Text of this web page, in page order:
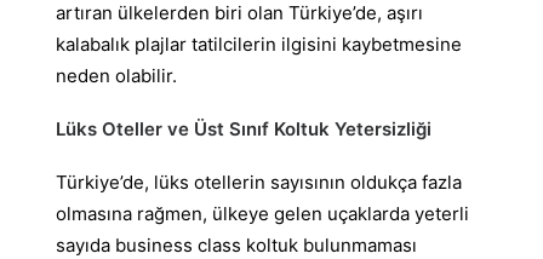
artıran ülkelerden biri olan Türkiye’de, aşırı
kalabalık plajlar tatilcilerin ilgisini kaybetmesine
neden olabilir.
Lüks Oteller ve Üst Sınıf Koltuk Yetersizliği
Türkiye’de, lüks otellerin sayısının oldukça fazla
olmasına rağmen, ülkeye gelen uçaklarda yeterli
sayıda business class koltuk bulunmaması